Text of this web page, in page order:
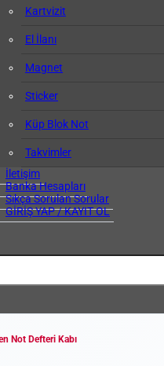
Kartvizit
El İlanı
Magnet
Sticker
Küp Blok Not
Takvimler
İletişim
Banka Hesapları
Sıkça Sorulan Sorular
GİRİŞ YAP / KAYIT OL
Not Defteri Kabı